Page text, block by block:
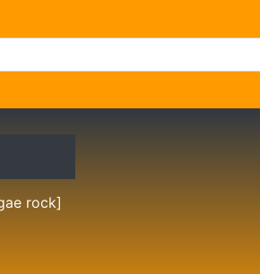
rock]